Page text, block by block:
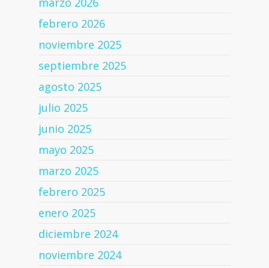
febrero 2026
noviembre 2025
septiembre 2025
agosto 2025
julio 2025
junio 2025
mayo 2025
marzo 2025
febrero 2025
enero 2025
diciembre 2024
noviembre 2024